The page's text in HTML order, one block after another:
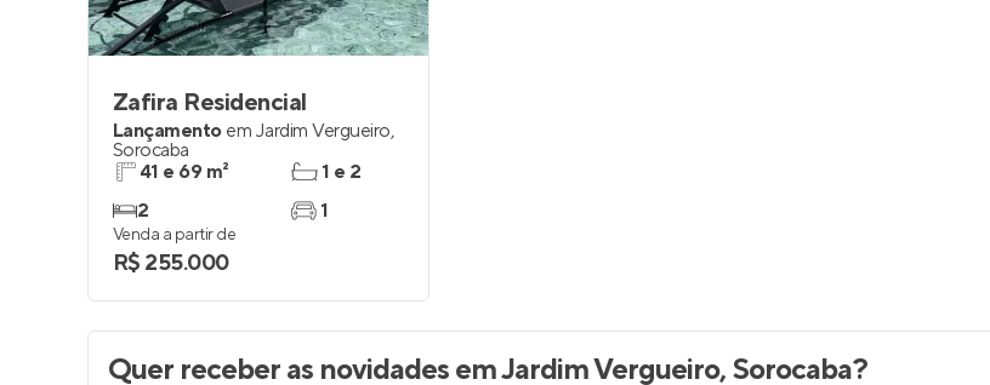
Zafira Residencial
Lançamento em Jardim Vergueiro,
Sorocaba
41 e 69 m²
2
1 e 2
1
Venda a partir de
R$ 255.000
Quer receber as novidadesem Jardim Vergueiro, Sorocaba?